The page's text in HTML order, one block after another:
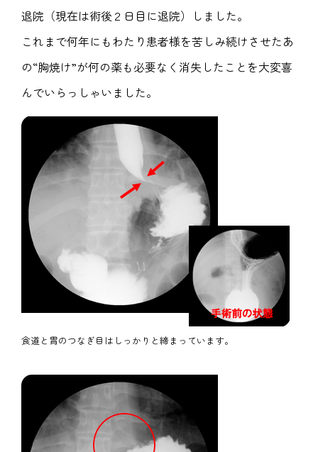
退院（現在は術後２日目に退院）しました。
これまで何年にもわたり患者様を苦しみ続けさせたあ
の“胸焼け”が何の薬も必要なく消失したことを大変喜
んでいらっしゃいました。
食道と胃のつなぎ目はしっかりと締まっています。